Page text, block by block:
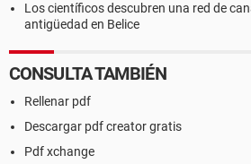
Los científicos descubren una red de
antigüedad en Belice
CONSULTA TAMBIÉN
Rellenar pdf
Descargar pdf creator gratis
Pdf xchange